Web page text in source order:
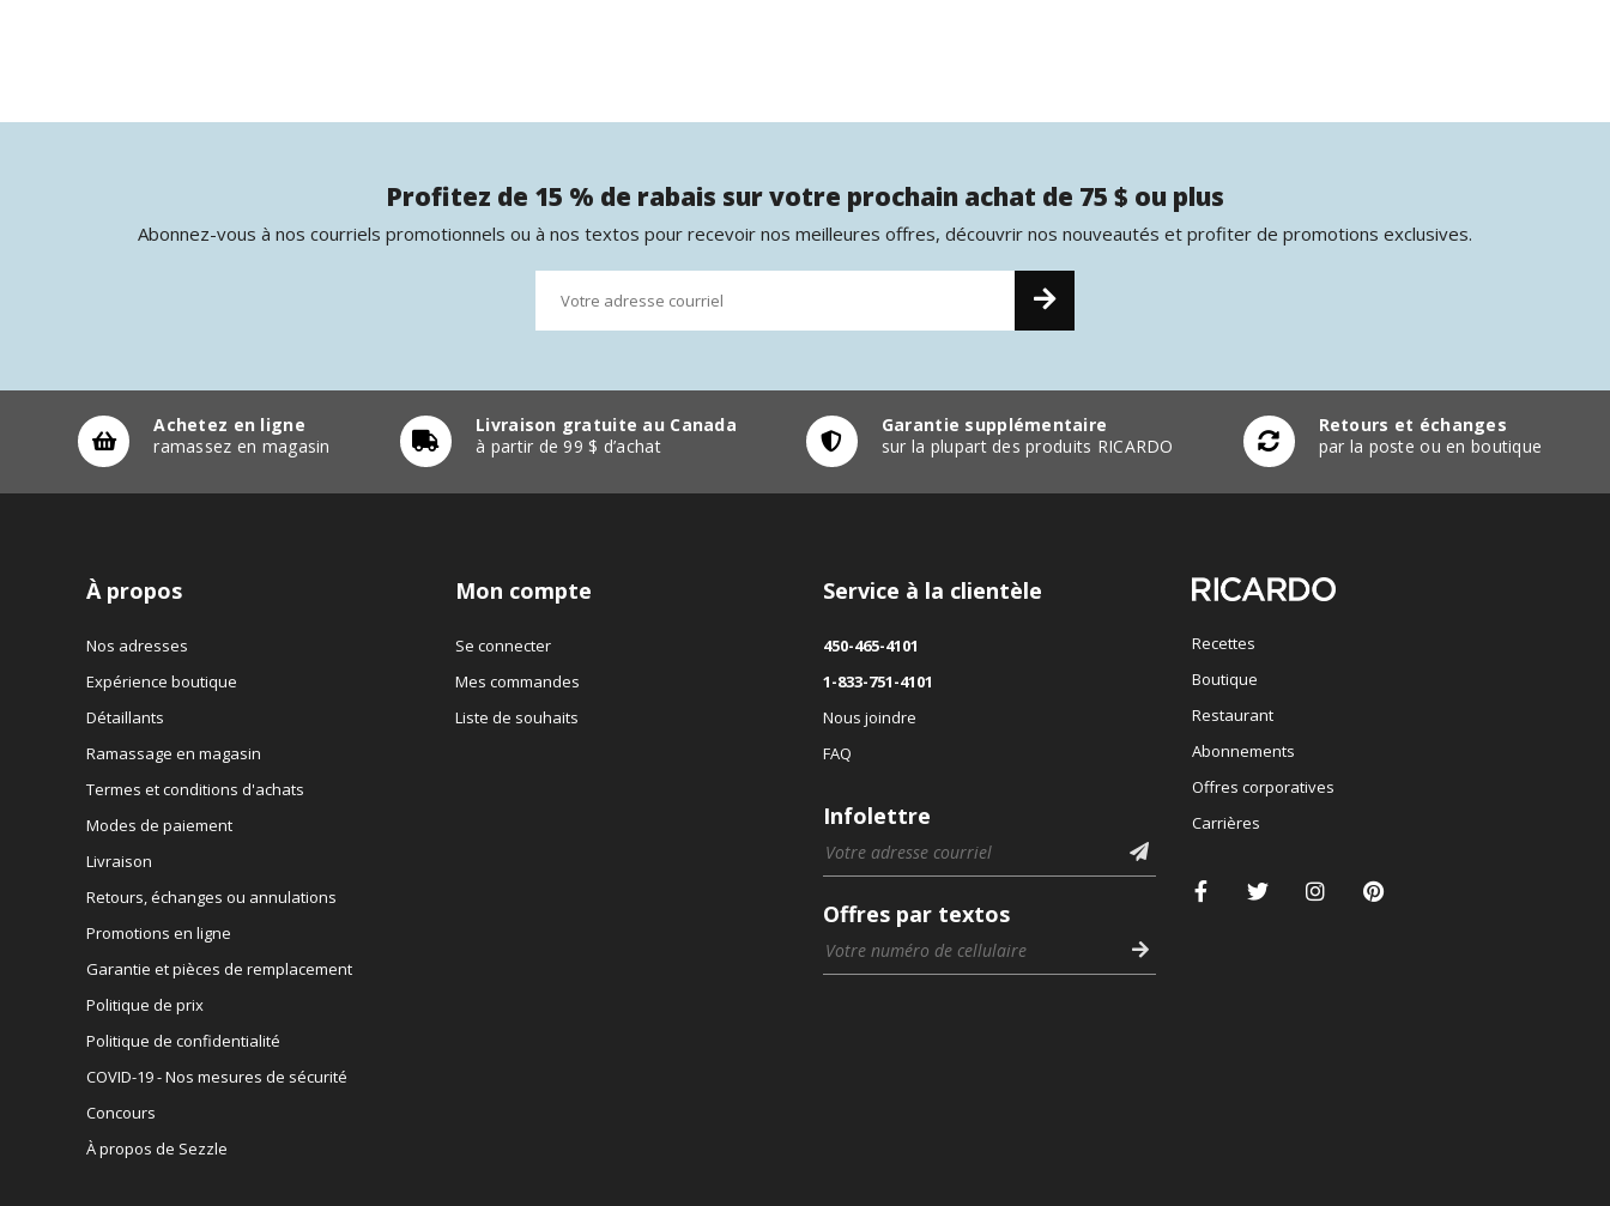
Profitez de 15 % de rabais sur votre prochain achat de 75 $ ou plus
Abonnez-vous à nos courriels promotionnels ou à nos textos pour recevoir nos meilleures offres, découvrir nos nouveautés et profiter de promotions exclusives.
Achetez en ligne
ramassez en magasin
Livraison gratuite au Canada
à partir de 99 $ d’achat
Garantie supplémentaire
sur la plupart des produits RICARDO
Retours et échanges
par la poste ou en boutique
À propos
Nos adresses
Expérience boutique
Détaillants
Ramassage en magasin
Termes et conditions d'achats
Modes de paiement
Livraison
Retours, échanges ou annulations
Promotions en ligne
Garantie et pièces de remplacement
Politique de prix
Politique de confidentialité
COVID-19 - Nos mesures de sécurité
Concours
À propos de Sezzle
Mon compte
Se connecter
Mes commandes
Liste de souhaits
Service à la clientèle
450-465-4101
1-833-751-4101
Nous joindre
FAQ
Infolettre
Offres par textos
Recettes
Boutique
Restaurant
Abonnements
Offres corporatives
Carrières